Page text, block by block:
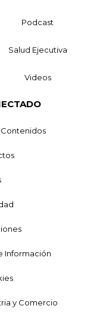
Podcast
Salud Ejecutiva
Videos
Información
y Comercio